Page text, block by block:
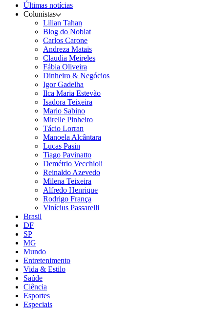
Últimas notícias
Colunistas
Lilian Tahan
Blog do Noblat
Carlos Carone
Andreza Matais
Claudia Meireles
Fábia Oliveira
Dinheiro & Negócios
Igor Gadelha
Ilca Maria Estevão
Isadora Teixeira
Mario Sabino
Mirelle Pinheiro
Tácio Lorran
Manoela Alcântara
Lucas Pasin
Tiago Pavinatto
Demétrio Vecchioli
Reinaldo Azevedo
Milena Teixeira
Alfredo Henrique
Rodrigo França
Vinícius Passarelli
Brasil
DF
SP
MG
Mundo
Entretenimento
Vida & Estilo
Saúde
Ciência
Esportes
Especiais